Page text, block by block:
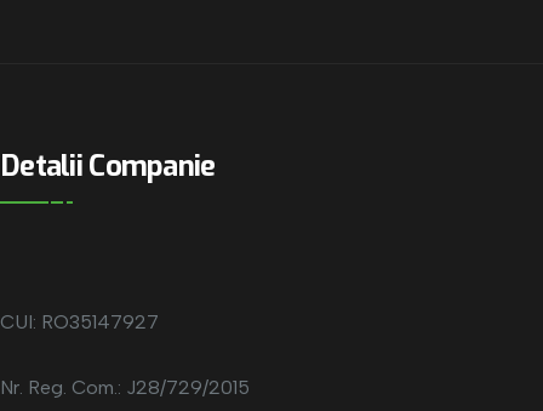
Detalii Companie
CUI: RO35147927
Nr. Reg. Com.: J28/729/2015